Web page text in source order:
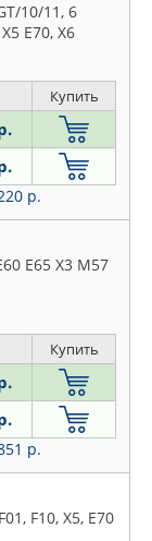
10/11, 6
E70, X6
Купить
р.
E65 X3 M57
Купить
р.
F10, X5, E70